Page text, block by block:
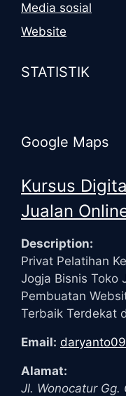
Media sosial
Website
STATISTIK
Google Maps
Kursus
Jualan
Description:
Privat Pelatihan
Jogja Bisnis Toko
Pembuatan
Terbaik Terdekat
Email:
Alamat:
Jl. Wonocatur Gg.